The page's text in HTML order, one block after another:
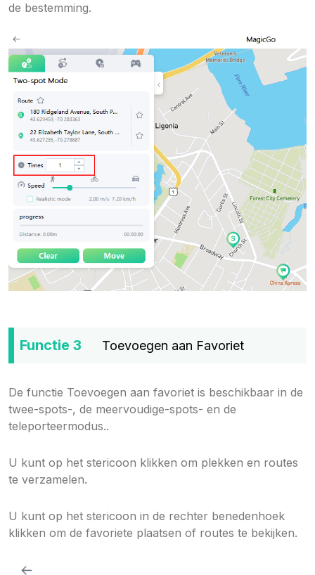
de bestemming.
Functie 3 Toevoegen aan Favoriet
De functie Toevoegen aan favoriet is beschikbaar in de
twee-spots-, de meervoudige-spots- en de
teleporteermodus..
U kunt op het stericoon klikken om plekken en routes
te verzamelen.
U kunt op het stericoon in de rechter benedenhoek
klikken om de favoriete plaatsen of routes te bekijken.